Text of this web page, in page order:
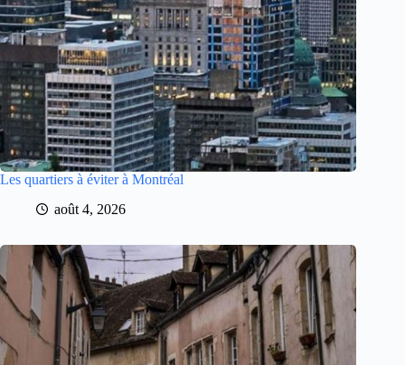
Les quartiers à éviter à Montréal
août 4, 2026